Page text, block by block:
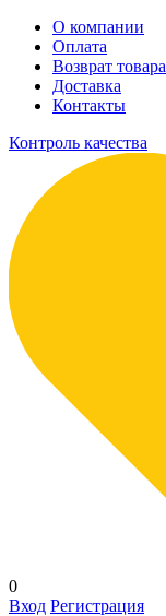
О компании
Оплата
Возврат товара
Доставка
Контакты
Контроль качества
0
Вход Регистрация